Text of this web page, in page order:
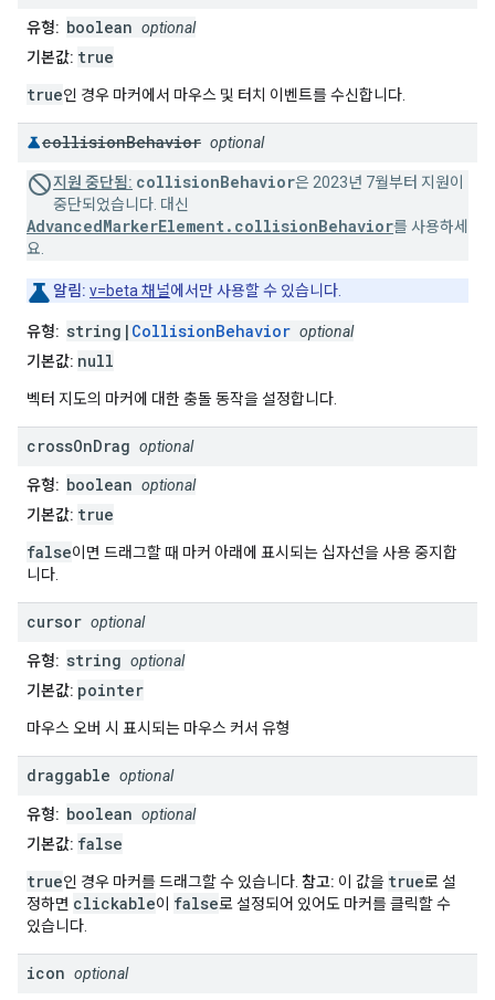
유형: boolean optional
기본값: true
true인 경우 마커에서 마우스 및 터치 이벤트를 수신합니다.
collisionBehavior optional
지원 중단됨: collisionBehavior은 2023년 7월부터 지원이
중단되었습니다. 대신
AdvancedMarkerElement.collisionBehavior를 사용하세
요.
알림: v=beta 채널에서만 사용할 수 있습니다.
유형: string| CollisionBehavior optional
기본값: null
벡터 지도의 마커에 대한 충돌 동작을 설정합니다.
crossOnDrag optional
유형: boolean optional
기본값: true
false이면 드래그할 때 마커 아래에 표시되는 십자선을 사용 중지합
니다.
cursor optional
유형: string optional
기본값: pointer
마우스 오버 시 표시되는 마우스 커서 유형
draggable optional
유형: boolean optional
기본값: false
true인 경우 마커를 드래그할 수 있습니다. 참고: 이 값을 true로 설
정하면 clickable이 false로 설정되어 있어도 마커를 클릭할 수
있습니다.
icon optional